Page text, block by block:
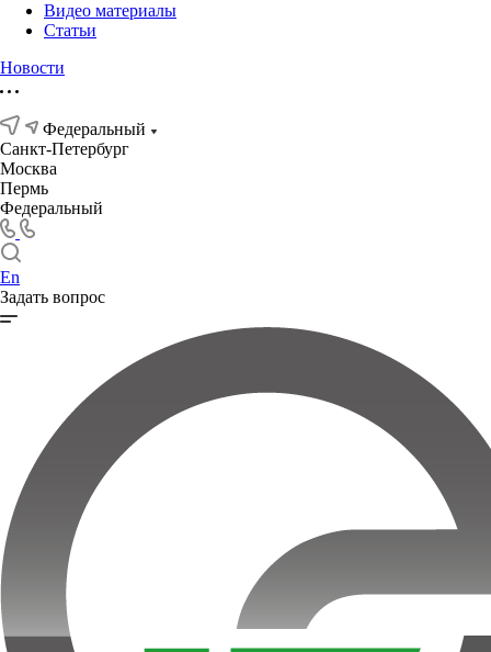
Видео материалы
Статьи
Новости
Федеральный
Санкт-Петербург
Москва
Пермь
Федеральный
En
Задать вопрос